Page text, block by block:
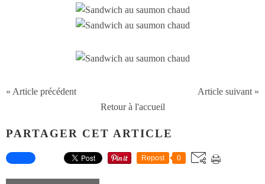
« Article précédent
Article suivant »
Retour à l'accueil
PARTAGER CET ARTICLE
Repost 0